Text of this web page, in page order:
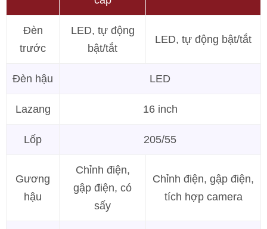
Đèn
trước
LED, tự động
bật/tắt
LED, tự động bật/tắt
Đèn hậu LED
Lazang 16 inch
Lốp 205/55
Gương
hậu
Chỉnh điện,
gập điện, có
sấy
Chỉnh điện, gập điện,
tích hợp camera